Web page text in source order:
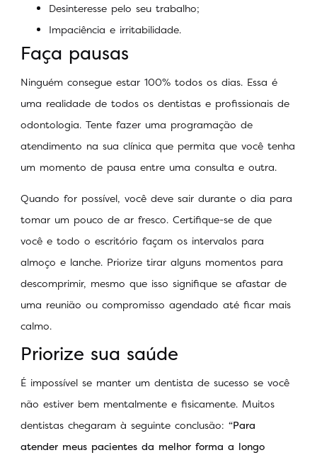
Desinteresse pelo seu trabalho;
Impaciência e irritabilidade.
Faça pausas
Ninguém consegue estar 100% todos os dias. Essa é
uma realidade de todos os dentistas e profissionais de
odontologia. Tente fazer uma programação de
atendimento na sua clínica que permita que você tenha
um momento de pausa entre uma consulta e outra.
Quando for possível, você deve sair durante o dia para
tomar um pouco de ar fresco. Certifique-se de que
você e todo o escritório façam os intervalos para
almoço e lanche. Priorize tirar alguns momentos para
descomprimir, mesmo que isso signifique se afastar de
uma reunião ou compromisso agendado até ficar mais
calmo.
Priorize sua saúde
É impossível se manter um dentista de sucesso se você
não estiver bem mentalmente e fisicamente. Muitos
dentistas chegaram à seguinte conclusão: “Para
atender meus pacientes da melhor forma a longo